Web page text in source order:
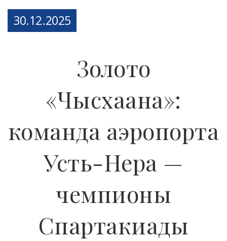
Posted
30.12.2025
Золото
«Чысхаана»:
команда аэропорта
Усть-Нера —
чемпионы
Спартакиады